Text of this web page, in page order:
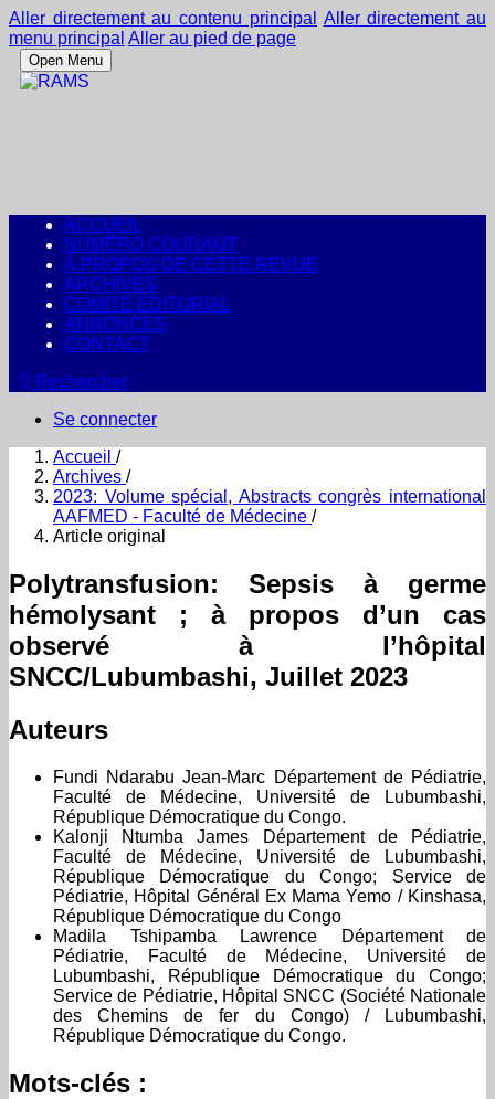
Aller directement au contenu principal
Aller directement au
menu principal Aller au pied de page
Open Menu
ACCUEIL
NUMÉRO COURANT
À PROPOS DE CETTE REVUE
ARCHIVES
COMITÉ ÉDITORIAL
ANNONCES
CONTACT
Rechercher
Se connecter
Accueil /
Archives /
2023: Volume spécial, Abstracts congrès international
AAFMED - Faculté de Médecine /
Article original
Polytransfusion: Sepsis à germe
hémolysant ; à propos d’un cas
observé à l’hôpital
SNCC/Lubumbashi, Juillet 2023
Auteurs
Fundi Ndarabu Jean-Marc Département de Pédiatrie,
Faculté de Médecine, Université de Lubumbashi,
République Démocratique du Congo.
Kalonji Ntumba James
Département de Pédiatrie,
Faculté de Médecine, Université de Lubumbashi,
République Démocratique du Congo; Service de
Pédiatrie, Hôpital Général Ex Mama Yemo / Kinshasa,
République Démocratique du Congo
Madila Tshipamba Lawrence
Département de
Pédiatrie, Faculté de Médecine, Université de
Lubumbashi, République Démocratique du Congo;
Service de Pédiatrie, Hôpital SNCC (Société Nationale
des Chemins de fer du Congo) / Lubumbashi,
République Démocratique du Congo.
Mots-clés :